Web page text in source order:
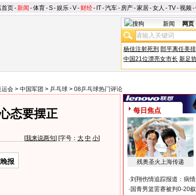
首页-新闻 -体育-S-娱乐-V- 财经- IT-汽车- 房产-家居-女人 -TV-视频-
新闻 网页
杨佳注射死刑 郎平离任美排
中国21位漂亮女市长 新足
运会 > 中国军团 > 乒乓球 > 08乒乓球热门评论
态要摆正
[我来说两句] [字号： 大 中 小]
报
每日焦点
残奥圣火上海传递
·刘翔伤情追踪报道：病
· 国青男篮罢赛被判0-20